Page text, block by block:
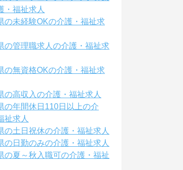
・福祉求人
の未経験OKの介護・福祉求
の管理職求人の介護・福祉求
の無資格OKの介護・福祉求
の高収入の介護・福祉求人
の年間休日110日以上の介
祉求人
の土日祝休の介護・福祉求人
の日勤のみの介護・福祉求人
の夏～秋入職可の介護・福祉